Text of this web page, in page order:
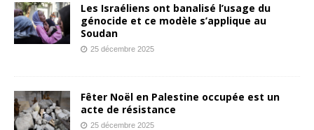
Les Israéliens ont banalisé l’usage du
génocide et ce modèle s’applique au
Soudan
25 décembre 2025
Fêter Noël en Palestine occupée est un
acte de résistance
25 décembre 2025